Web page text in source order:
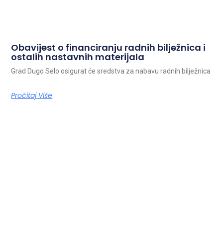
Obavijest o financiranju radnih bilježnica i
ostalih nastavnih materijala
Grad Dugo Selo osigurat će sredstva za nabavu radnih bilježnica
Pročitaj Više